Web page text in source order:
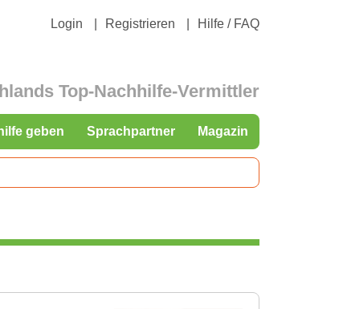
Login Registrieren Hilfe / FAQ
Top-Nachhilfe-Vermittler
geben Sprachpartner Magazin